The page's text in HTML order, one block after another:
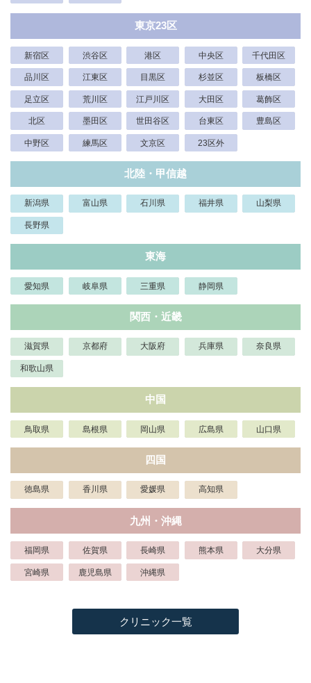
東京23区
新宿区 渋谷区 港区 中央区 千代田区
品川区 江東区 目黒区 杉並区 板橋区
足立区 荒川区 江戸川区 大田区 葛飾区
北区 墨田区 世田谷区 台東区 豊島区
中野区 練馬区 文京区 23区外
北陸・甲信越
新潟県 富山県 石川県 福井県 山梨県
長野県
東海
愛知県 岐阜県 三重県 静岡県
関西・近畿
滋賀県 京都府 大阪府 兵庫県 奈良県
和歌山県
中国
鳥取県 島根県 岡山県 広島県 山口県
四国
徳島県 香川県 愛媛県 高知県
九州・沖縄
福岡県 佐賀県 長崎県 熊本県 大分県
宮崎県 鹿児島県 沖縄県
クリニック一覧